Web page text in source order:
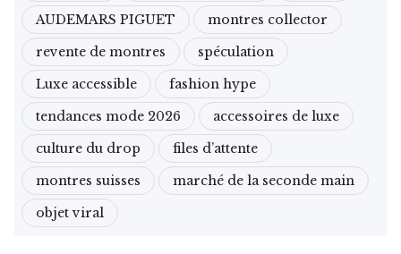
AUDEMARS PIGUET
montres collector
revente de montres
spéculation
Luxe accessible
fashion hype
tendances mode 2026
accessoires de luxe
culture du drop
files d’attente
montres suisses
marché de la seconde main
objet viral